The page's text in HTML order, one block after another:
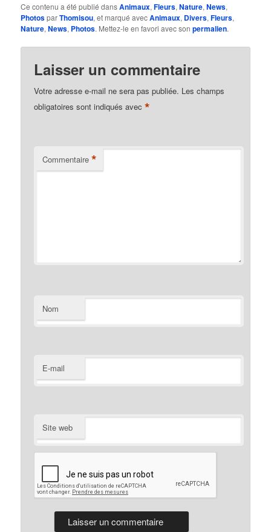
Ce contenu a été publié dansAnimaux,Fleurs,Nature,News,
PhotosparThomisou, et marqué avecAnimaux, Divers,Fleurs,
Nature,News, Photos. Mettez-le en favori avec sonpermalien.
Laisser un commentaire
Votre adresse e-mail ne sera pas publiée. Les champs
obligatoires sont indiqués avec*
Commentaire *
Nom
E-mail
Site web